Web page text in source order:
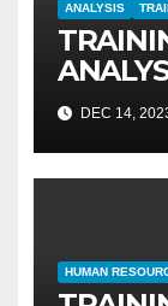
ANALYSIS
DEC 14,
HUMAN